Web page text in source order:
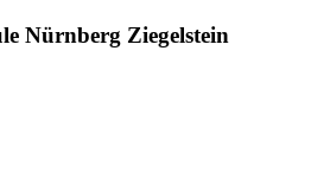
Nürnberg Ziegelstein